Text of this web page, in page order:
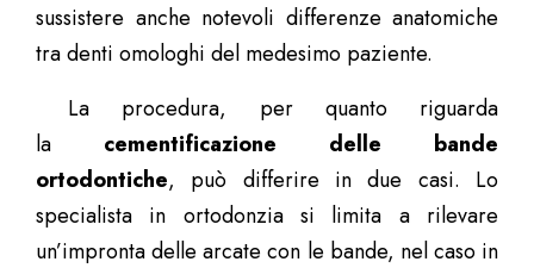
sussistere anche notevoli differenze anatomiche
tra denti omologhi del medesimo paziente.
La procedura, per quanto riguarda
la cementificazione delle bande
ortodontiche, può differire in due casi. Lo
specialista in ortodonzia si limita a rilevare
un’impronta delle arcate con le bande, nel caso in